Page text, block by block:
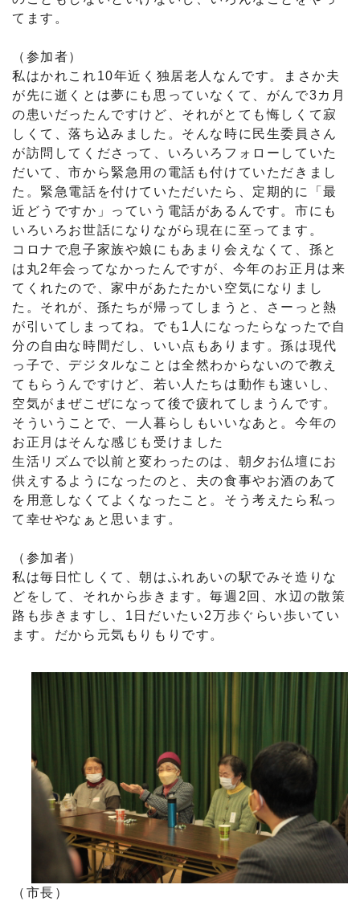
てます。
（参加者）
私はかれこれ10年近く独居老人なんです。まさか夫
が先に逝くとは夢にも思っていなくて、がんで3カ月
の患いだったんですけど、それがとても悔しくて寂
しくて、落ち込みました。そんな時に民生委員さん
が訪問してくださって、いろいろフォローしていた
だいて、市から緊急用の電話も付けていただきまし
た。緊急電話を付けていただいたら、定期的に「最
近どうですか」っていう電話があるんです。市にも
いろいろお世話になりながら現在に至ってます。
コロナで息子家族や娘にもあまり会えなくて、孫と
は丸2年会ってなかったんですが、今年のお正月は来
てくれたので、家中があたたかい空気になりまし
た。それが、孫たちが帰ってしまうと、さーっと熱
が引いてしまってね。でも1人になったらなったで自
分の自由な時間だし、いい点もあります。孫は現代
っ子で、デジタルなことは全然わからないので教え
てもらうんですけど、若い人たちは動作も速いし、
空気がまぜこぜになって後で疲れてしまうんです。
そういうことで、一人暮らしもいいなあと。今年の
お正月はそんな感じも受けました
生活リズムで以前と変わったのは、朝夕お仏壇にお
供えするようになったのと、夫の食事やお酒のあて
を用意しなくてよくなったこと。そう考えたら私っ
て幸せやなぁと思います。
（参加者）
私は毎日忙しくて、朝はふれあいの駅でみそ造りな
どをして、それから歩きます。毎週2回、水辺の散策
路も歩きますし、1日だいたい2万歩ぐらい歩いてい
ます。だから元気もりもりです。
（市長）